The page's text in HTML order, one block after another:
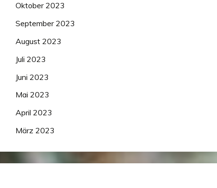
Oktober 2023
September 2023
August 2023
Juli 2023
Juni 2023
Mai 2023
April 2023
März 2023